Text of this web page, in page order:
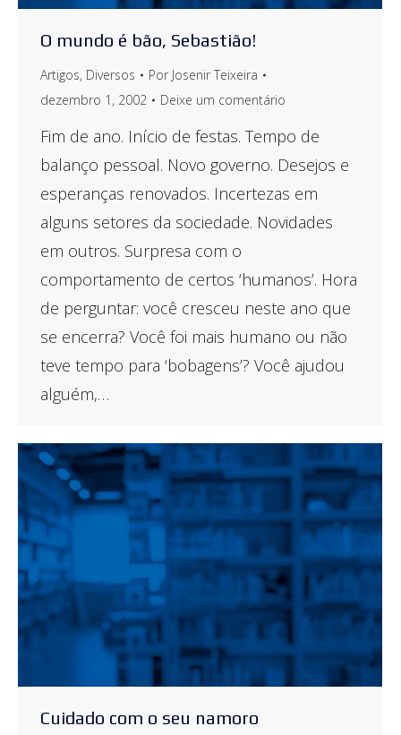
O mundo é bão, Sebastião!
Artigos, Diversos Por Josenir Teixeira
dezembro 1, 2002
Deixe um comentário
Fim de ano. Início de festas. Tempo de
balanço pessoal. Novo governo. Desejos e
esperanças renovados. Incertezas em
alguns setores da sociedade. Novidades
em outros. Surpresa com o
comportamento de certos ‘humanos’. Hora
de perguntar: você cresceu neste ano que
se encerra? Você foi mais humano ou não
teve tempo para ‘bobagens’? Você ajudou
alguém,…
Cuidado com o seu namoro